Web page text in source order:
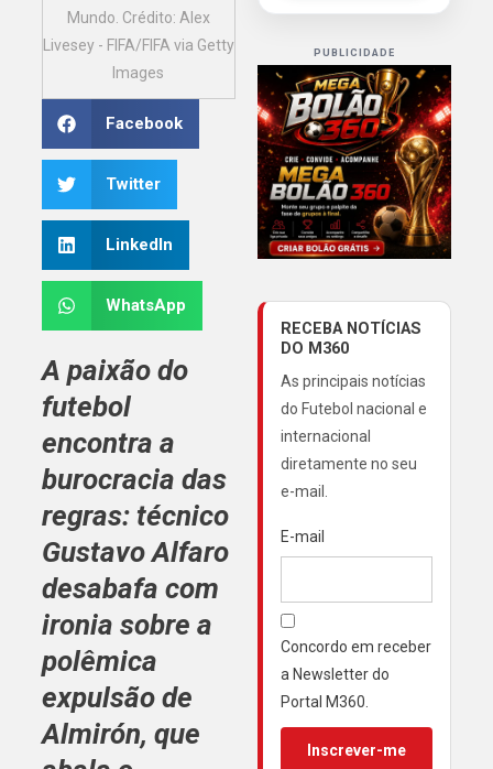
Mundo. Crédito: Alex
Livesey - FIFA/FIFA via Getty
Images
Facebook
Twitter
LinkedIn
WhatsApp
A paixão do
futebol
encontra a
burocracia das
regras: técnico
Gustavo Alfaro
desabafa com
ironia sobre a
polêmica
expulsão de
Almirón, que
PUBLICIDADE
RECEBA NOTÍCIAS
DO M360
As principais notícias
do Futebol nacional e
internacional
diretamente no seu
e-mail.
E-mail
Concordo em receber
a Newsletter do
Portal M360.
Inscrever-me